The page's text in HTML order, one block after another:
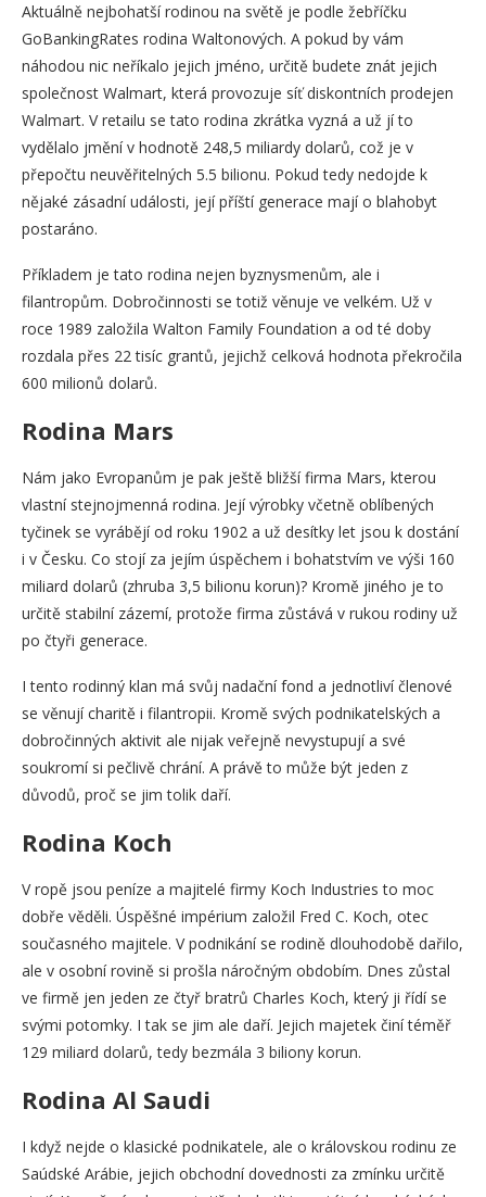
Aktuálně nejbohatší rodinou na světě je podle žebříčku
GoBankingRates rodina Waltonových. A pokud by vám
náhodou nic neříkalo jejich jméno, určitě budete znát jejich
společnost Walmart, která provozuje síť diskontních prodejen
Walmart. V retailu se tato rodina zkrátka vyzná a už jí to
vydělalo jmění v hodnotě 248,5 miliardy dolarů, což je v
přepočtu neuvěřitelných 5.5 bilionu. Pokud tedy nedojde k
nějaké zásadní události, její příští generace mají o blahobyt
postaráno.
Příkladem je tato rodina nejen byznysmenům, ale i
filantropům. Dobročinnosti se totiž věnuje ve velkém. Už v
roce 1989 založila Walton Family Foundation a od té doby
rozdala přes 22 tisíc grantů, jejichž celková hodnota překročila
600 milionů dolarů.
Rodina Mars
Nám jako Evropanům je pak ještě bližší firma Mars, kterou
vlastní stejnojmenná rodina. Její výrobky včetně oblíbených
tyčinek se vyrábějí od roku 1902 a už desítky let jsou k dostání
i v Česku. Co stojí za jejím úspěchem i bohatstvím ve výši 160
miliard dolarů (zhruba 3,5 bilionu korun)? Kromě jiného je to
určitě stabilní zázemí, protože firma zůstává v rukou rodiny už
po čtyři generace.
I tento rodinný klan má svůj nadační fond a jednotliví členové
se věnují charitě i filantropii. Kromě svých podnikatelských a
dobročinných aktivit ale nijak veřejně nevystupují a své
soukromí si pečlivě chrání. A právě to může být jeden z
důvodů, proč se jim tolik daří.
Rodina Koch
V ropě jsou peníze a majitelé firmy Koch Industries to moc
dobře věděli. Úspěšné impérium založil Fred C. Koch, otec
současného majitele. V podnikání se rodině dlouhodobě dařilo,
ale v osobní rovině si prošla náročným obdobím. Dnes zůstal
ve firmě jen jeden ze čtyř bratrů Charles Koch, který ji řídí se
svými potomky. I tak se jim ale daří. Jejich majetek činí téměř
129 miliard dolarů, tedy bezmála 3 biliony korun.
Rodina Al Saudi
I když nejde o klasické podnikatele, ale o královskou rodinu ze
Saúdské Arábie, jejich obchodní dovednosti za zmínku určitě